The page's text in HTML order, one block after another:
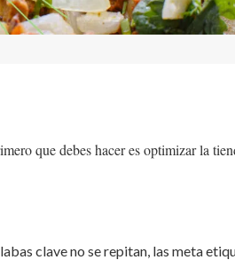
que debes hacer es optimizar la
clave no se repitan, las meta